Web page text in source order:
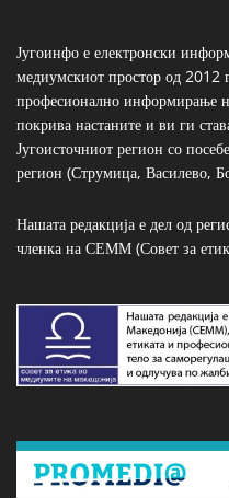
Југоинфо е електронски
медиумскиот простор од 2012
професионално информирање
покрива настаните и ви ги
Југоисточниот регион со
регион (Струмица, Василево,
Нашата редакција е дел од
членка на СЕММ (Совет за